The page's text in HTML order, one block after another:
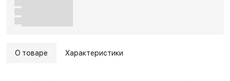
О товаре Характеристики